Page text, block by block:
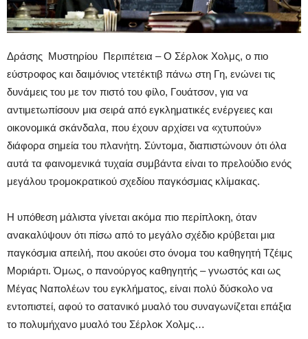
Δράσης Μυστηρίου Περιπέτεια – Ο Σέρλοκ Χολμς, ο πιο
εύστροφος και δαιμόνιος ντετέκτιβ πάνω στη Γη, ενώνει τις
δυνάμεις του με τον πιστό του φίλο, Γουάτσον, για να
αντιμετωπίσουν μια σειρά από εγκληματικές ενέργειες και
οικονομικά σκάνδαλα, που έχουν αρχίσει να «χτυπούν»
διάφορα σημεία του πλανήτη. Σύντομα, διαπιστώνουν ότι όλα
αυτά τα φαινομενικά τυχαία συμβάντα είναι το πρελούδιο ενός
μεγάλου τρομοκρατικού σχεδίου παγκόσμιας κλίμακας.
Η υπόθεση μάλιστα γίνεται ακόμα πιο περίπλοκη, όταν
ανακαλύψουν ότι πίσω από το μεγάλο σχέδιο κρύβεται μια
παγκόσμια απειλή, που ακούει στο όνομα του καθηγητή Τζέιμς
Μοριάρτι. Όμως, ο πανούργος καθηγητής – γνωστός και ως
Μέγας Ναπολέων του εγκλήματος, είναι πολύ δύσκολο να
εντοπιστεί, αφού το σατανικό μυαλό του συναγωνίζεται επάξια
το πολυμήχανο μυαλό του Σέρλοκ Χολμς…